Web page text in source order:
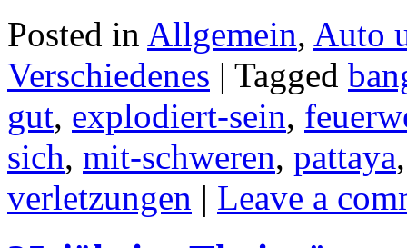
Posted in Allgemein, Auto
Verschiedenes | Tagged
gut, explodiert-sein,
sich, mit-schweren, pattaya
verletzungen | Leave a